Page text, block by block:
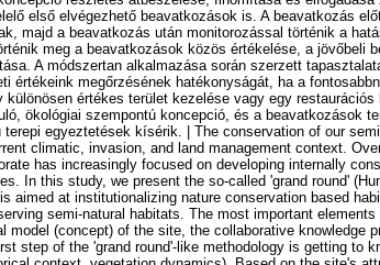
első elvégezhető beavatkozások is. A beavatkozás
majd a beavatkozás után monitorozással történik a
meg a beavatkozások közös értékelése, a jövőbeli
A módszertan alkalmazása során szerzett
értékeink megőrzésének hatékonyságát, ha a
különösen értékes terület kezelése vagy egy
ökológiai szempontú koncepció, és a beavatkozások
terepi egyeztetések kísérik. | The conservation of our
climatic, invasion, and land management context.
has increasingly focused on developing internally
In this study, we present the so-called 'grand round'
aimed at institutionalizing nature conservation based
semi-natural habitats. The most important
model (concept) of the site, the collaborative knowledge
step of the 'grand round'-like methodology is getting to